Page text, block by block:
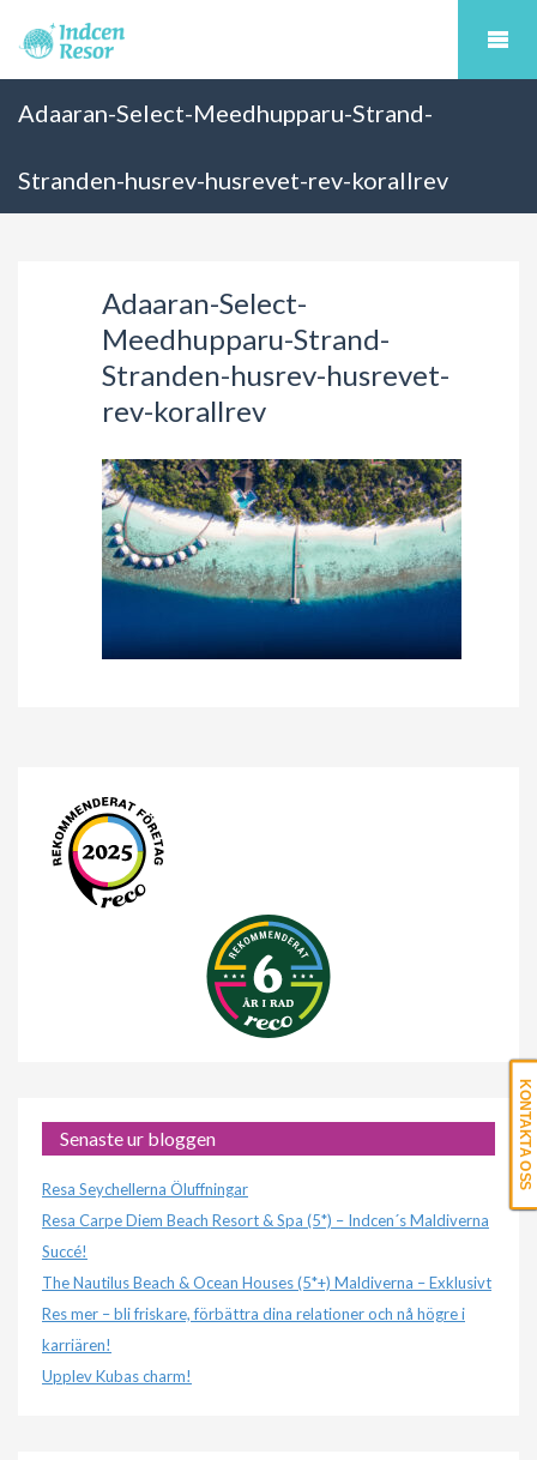
Adaaran-Select-Meedhupparu-Strand-
Stranden-husrev-husrevet-rev-korallrev
Adaaran-Select-
Meedhupparu-Strand-
Stranden-husrev-husrevet-
rev-korallrev
Senaste ur bloggen
Resa Seychellerna Öluffningar
Resa Carpe Diem Beach Resort & Spa (5*) – Indcen´s Maldiverna
Succé!
The Nautilus Beach & Ocean Houses (5*+) Maldiverna – Exklusivt
Res mer – bli friskare, förbättra dina relationer och nå högre i
karriären!
Upplev Kubas charm!
KONTAKTA OSS